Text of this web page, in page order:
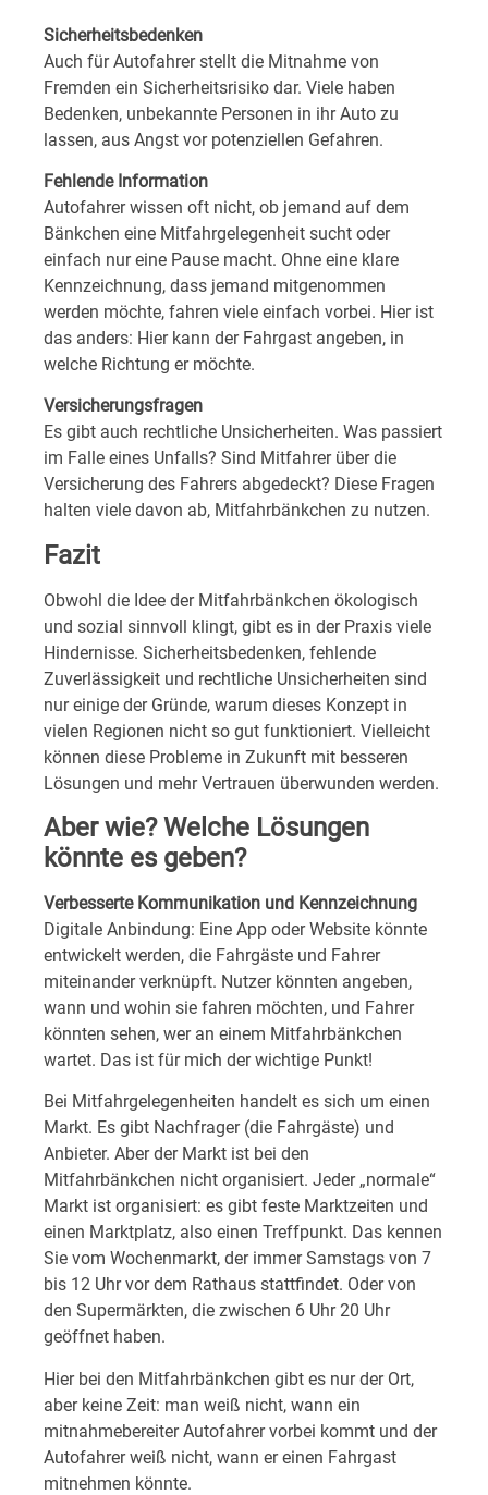
Sicherheitsbedenken
Auch für Autofahrer stellt die Mitnahme von
Fremden ein Sicherheitsrisiko dar. Viele haben
Bedenken, unbekannte Personen in ihr Auto zu
lassen, aus Angst vor potenziellen Gefahren.
Fehlende Information
Autofahrer wissen oft nicht, ob jemand auf dem
Bänkchen eine Mitfahrgelegenheit sucht oder
einfach nur eine Pause macht. Ohne eine klare
Kennzeichnung, dass jemand mitgenommen
werden möchte, fahren viele einfach vorbei. Hier ist
das anders: Hier kann der Fahrgast angeben, in
welche Richtung er möchte.
Versicherungsfragen
Es gibt auch rechtliche Unsicherheiten. Was passiert
im Falle eines Unfalls? Sind Mitfahrer über die
Versicherung des Fahrers abgedeckt? Diese Fragen
halten viele davon ab, Mitfahrbänkchen zu nutzen.
Fazit
Obwohl die Idee der Mitfahrbänkchen ökologisch
und sozial sinnvoll klingt, gibt es in der Praxis viele
Hindernisse. Sicherheitsbedenken, fehlende
Zuverlässigkeit und rechtliche Unsicherheiten sind
nur einige der Gründe, warum dieses Konzept in
vielen Regionen nicht so gut funktioniert. Vielleicht
können diese Probleme in Zukunft mit besseren
Lösungen und mehr Vertrauen überwunden werden.
Aber wie? Welche Lösungen
könnte es geben?
Verbesserte Kommunikation und Kennzeichnung
Digitale Anbindung: Eine App oder Website könnte
entwickelt werden, die Fahrgäste und Fahrer
miteinander verknüpft. Nutzer könnten angeben,
wann und wohin sie fahren möchten, und Fahrer
könnten sehen, wer an einem Mitfahrbänkchen
wartet. Das ist für mich der wichtige Punkt!
Bei Mitfahrgelegenheiten handelt es sich um einen
Markt. Es gibt Nachfrager (die Fahrgäste) und
Anbieter. Aber der Markt ist bei den
Mitfahrbänkchen nicht organisiert. Jeder „normale“
Markt ist organisiert: es gibt feste Marktzeiten und
einen Marktplatz, also einen Treffpunkt. Das kennen
Sie vom Wochenmarkt, der immer Samstags von 7
bis 12 Uhr vor dem Rathaus stattfindet. Oder von
den Supermärkten, die zwischen 6 Uhr 20 Uhr
geöffnet haben.
Hier bei den Mitfahrbänkchen gibt es nur der Ort,
aber keine Zeit: man weiß nicht, wann ein
mitnahmebereiter Autofahrer vorbei kommt und der
Autofahrer weiß nicht, wann er einen Fahrgast
mitnehmen könnte.